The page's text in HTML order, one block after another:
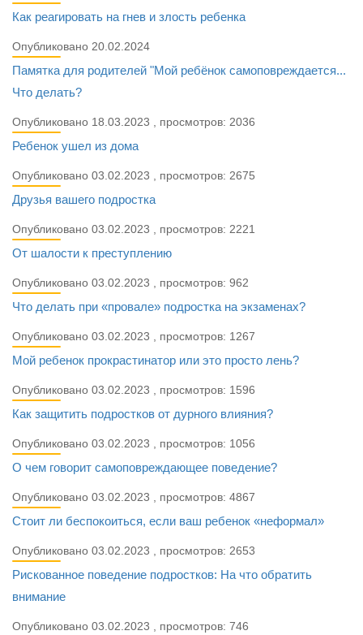
Как реагировать на гнев и злость ребенка
Опубликовано 20.02.2024
Памятка для родителей "Мой ребёнок самоповреждается...
Что делать?
Опубликовано 18.03.2023 , просмотров: 2036
Ребенок ушел из дома
Опубликовано 03.02.2023 , просмотров: 2675
Друзья вашего подростка
Опубликовано 03.02.2023 , просмотров: 2221
От шалости к преступлению
Опубликовано 03.02.2023 , просмотров: 962
Что делать при «провале» подростка на экзаменах?
Опубликовано 03.02.2023 , просмотров: 1267
Мой ребенок прокрастинатор или это просто лень?
Опубликовано 03.02.2023 , просмотров: 1596
Как защитить подростков от дурного влияния?
Опубликовано 03.02.2023 , просмотров: 1056
О чем говорит самоповреждающее поведение?
Опубликовано 03.02.2023 , просмотров: 4867
Стоит ли беспокоиться, если ваш ребенок «неформал»
Опубликовано 03.02.2023 , просмотров: 2653
Рискованное поведение подростков: На что обратить
внимание
Опубликовано 03.02.2023 , просмотров: 746